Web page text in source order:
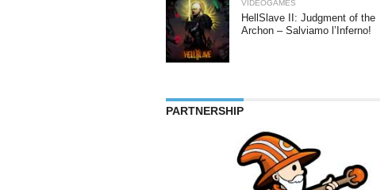
VIDEOGAMES
HellSlave II: Judgment of the
Archon – Salviamo l’Inferno!
PARTNERSHIP